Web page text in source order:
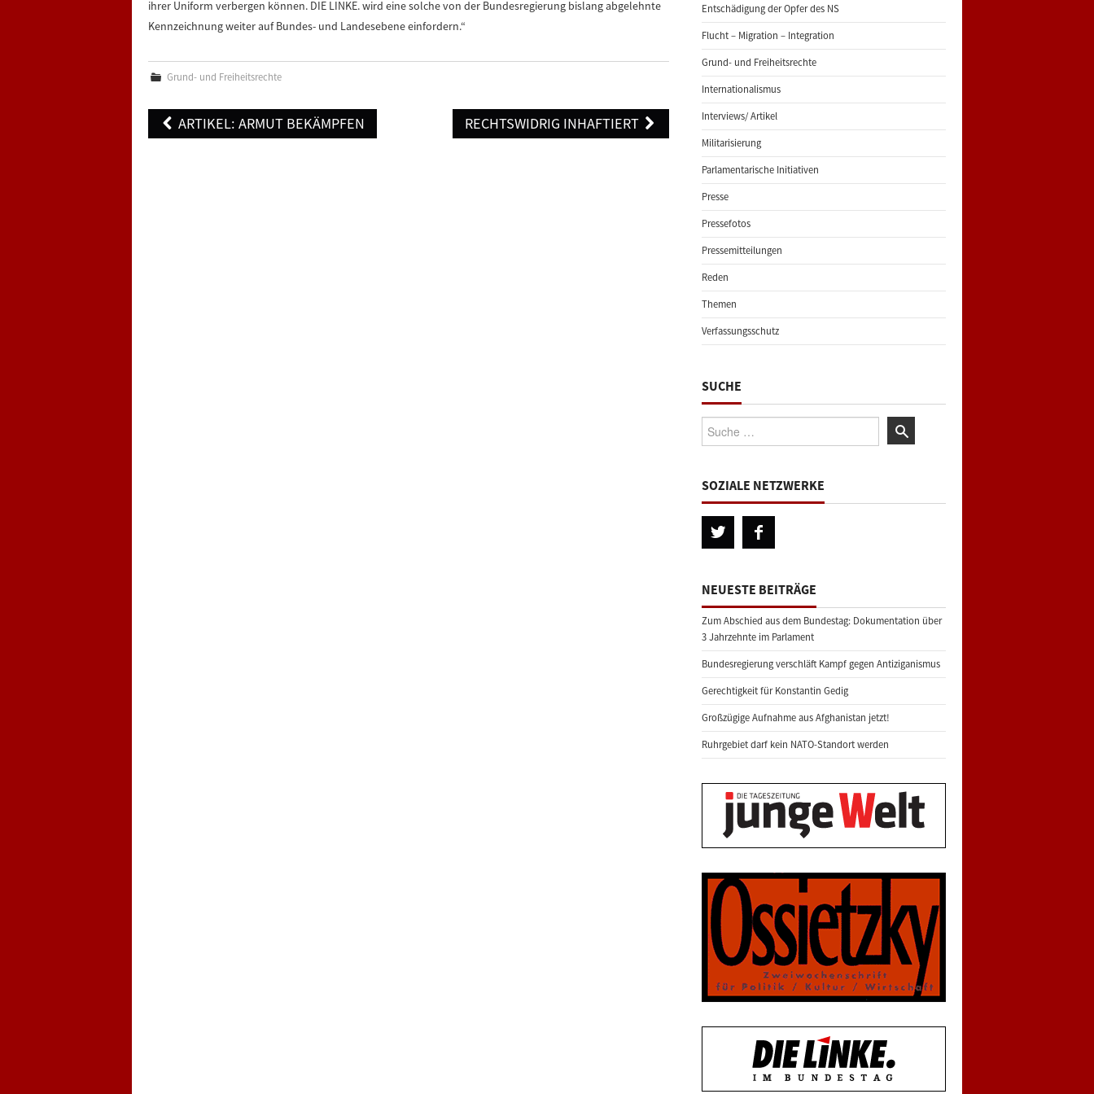
ihrer Uniform verbergen können. DIE LINKE. wird eine solche von der Bundesregierung bislang abgelehnte
Kennzeichnung weiter auf Bundes- und Landesebene einfordern.“
Grund- und Freiheitsrechte
Post
navigation
ARTIKEL: ARMUT BEKÄMPFEN RECHTSWIDRIG INHAFTIERT
Entschädigung der Opfer des NS
Flucht – Migration – Integration
Grund- und Freiheitsrechte
Internationalismus
Interviews/ Artikel
Militarisierung
Parlamentarische Initiativen
Presse
Pressefotos
Pressemitteilungen
Reden
Themen
Verfassungsschutz
SUCHE
Suche:
SOZIALE NETZWERKE
NEUESTE BEITRÄGE
Zum Abschied aus dem Bundestag: Dokumentation über
3 Jahrzehnte im Parlament
Bundesregierung verschläft Kampf gegen Antiziganismus
Gerechtigkeit für Konstantin Gedig
Großzügige Aufnahme aus Afghanistan jetzt!
Ruhrgebiet darf kein NATO-Standort werden